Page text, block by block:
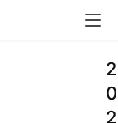
2
0
2